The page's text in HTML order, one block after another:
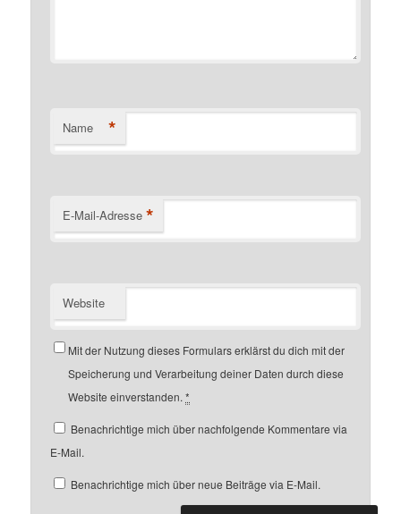
Name *
E-Mail-Adresse *
Website
Mit der Nutzung dieses Formulars erklärst du dich mit der
Speicherung und Verarbeitung deiner Daten durch diese
Website einverstanden.*
Benachrichtige mich über nachfolgende Kommentare via
E-Mail.
Benachrichtige mich über neue Beiträge via E-Mail.